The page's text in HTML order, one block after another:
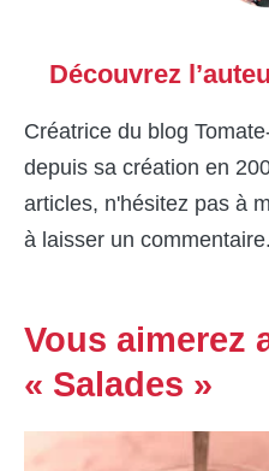
Découvrez
Créatrice du blog
depuis sa création en
articles, n'hésitez pas à
à laisser un commentaire.
Vous aimerez
« Salades »